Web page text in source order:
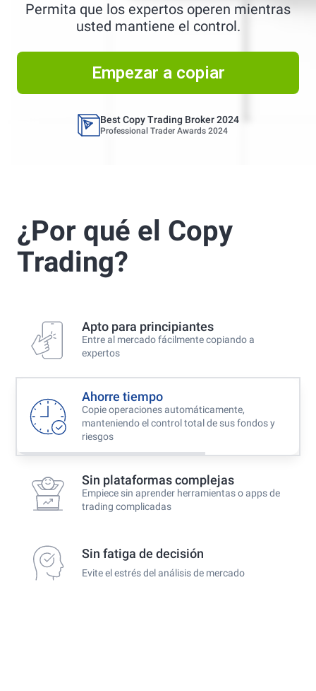
Permita que los expertos operen mientras
usted mantiene el control.
Empezar a copiar
Best Copy Trading Platform
Global Brands Magazine Awards 2023
Best Copy Trading Platform 2025
Global Brands Magazine Awards
Best Copy Trading Broker 2024
Professional Trader Awards 2024
Global Brands Magazine Awards
Best Copy Trading Broker 2024
Professional Trader Awards 2024
Global Brands Magazine Awards 2023
¿Por qué el Copy
Trading?
Apto para principiantes
Entre al mercado fácilmente copiando a
expertos
Ahorre tiempo
Copie operaciones automáticamente,
manteniendo el control total de sus fondos y
riesgos
Sin plataformas complejas
Empiece sin aprender herramientas o apps de
trading complicadas
Sin fatiga de decisión
Evite el estrés del análisis de mercado